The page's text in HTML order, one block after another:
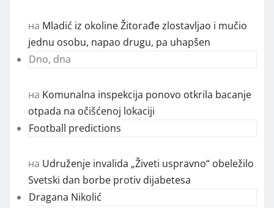
на Mladić iz okoline Žitorađe zlostavljao i mučio
jednu osobu, napao drugu, pa uhapšen
Dno, dna
на Komunalna inspekcija ponovo otkrila bacanje
otpada na očišćenoj lokaciji
Football predictions
на Udruženje invalida „Živeti uspravno“ obeležilo
Svetski dan borbe protiv dijabetesa
Dragana Nikolić